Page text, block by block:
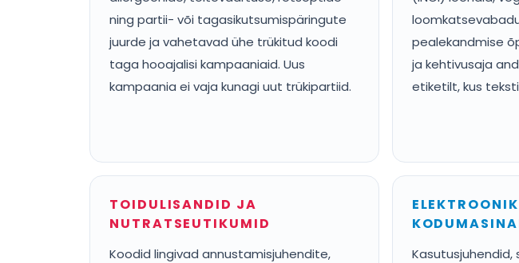
ning partii- või tagasikutsumispäringute
juurde ja vahetavad ühe trükitud koodi
taga hooajalisi kampaaniaid. Uus
kampaania ei vaja kunagi uut trükipartiid.
pealekandmise
ja kehtivusaja
etiketilt, kus
TOIDULISANDID JA
NUTRATSEUTIKUMID
Koodid lingivad annustamisjuhendite,